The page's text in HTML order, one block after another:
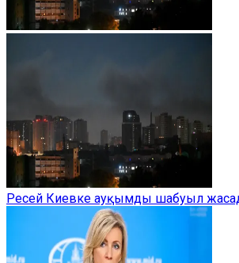
Ресей Киевке ауқымды шабуыл